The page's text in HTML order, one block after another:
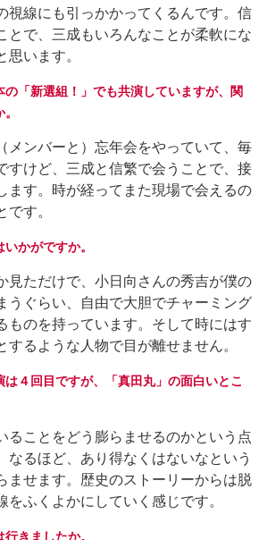
視線にも引っかかってくるんです。信
とで、三成もいろんなことが柔軟にな
思います。
の「新選組！」でも共演していますが、関
ンバーと）忘年会をやっていて、毎
すけど、三成と信繁で会うことで、接
ます。時が経ってまた現場で会えるの
です。
かがですか。
ただけで、小日向さんの秀吉が僕の
うぐらい、自由で大胆でチャーミング
ものを持っています。そして時にはす
するような人物で目が離せません。
は４回目ですが、「真田丸」の面白いとこ
ことをどう膨らませるのかという点
なるほど、あり得なくはないなという
ませます。歴史のストーリーからは脱
をふくよかにしていく感じです。
きましたか。